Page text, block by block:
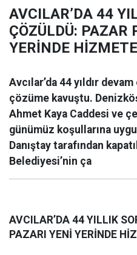
AVCILAR’DA 44
ÇÖZÜLDÜ: PAZAR
YERİNDE
Avcılar’da 44 yıldır
çözüme kavuştu.
Ahmet Kaya Caddesi ve
günümüz koşullarına
Danıştay tarafından
Belediyesi’nin ça
AVCILAR’DA 44 YILLIK
PAZARI YENİ YERİNDE